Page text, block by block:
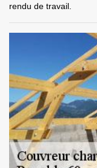
rendu de travail.